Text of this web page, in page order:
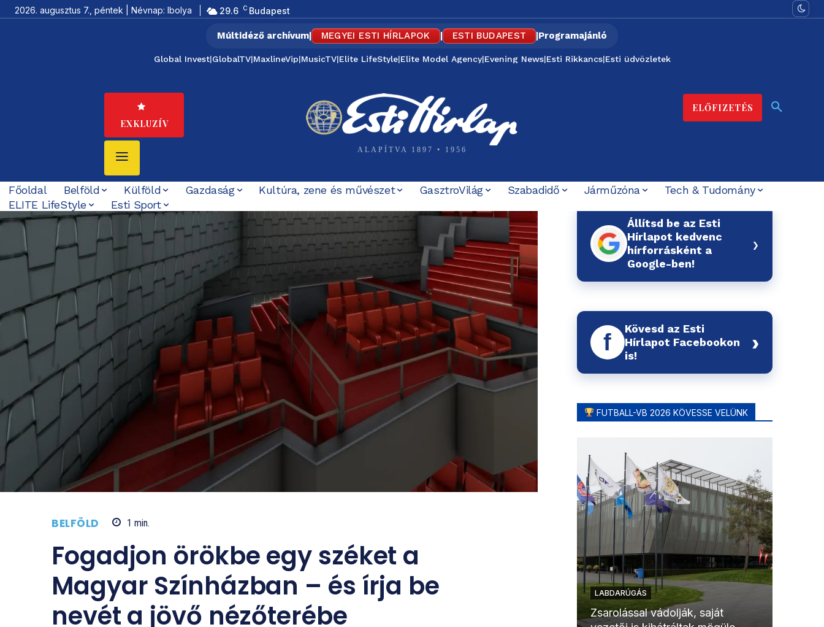
2026. augusztus 7., péntek | Névnap: Ibolya 29.6 C Budapest
Múltidéző archívum| MEGYEI ESTI HÍRLAPOK | ESTI BUDAPEST |Programajánló
Global Invest|GlobalTV|MaxlineVip|MusicTV|Elite LifeStyle|Elite Model Agency|Evening News|Esti Rikkancs|Esti üdvözletek
EXKLUZÍV
ALAPÍTVA 1897 • 1956
ELŐFIZETÉS
Főoldal Belföld Külföld Gazdaság Kultúra, zene és művészet GasztroVilág Szabadidő Járműzóna
Tech & Tudomány
ELITE LifeStyle
Esti Sport
BELFÖLD 1 min.
Fogadjon örökbe egy széket a
Magyar Színházban – és írja be
nevét a jövő nézőterébe
Állítsd be az Esti
Hírlapot kedvenc
hírforrásként a
Google-ben!
›
f
Kövesd az Esti
Hírlapot Facebookon
is!
›
FUTBALL-VB 2026 KÖVESSE VELÜNK
LABDARÚGÁS
Zsarolással vádolják, saját